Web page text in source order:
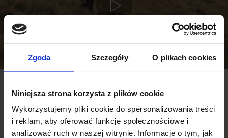
Zgoda Szczegóły O plikach cookies
Niniejsza strona korzysta z plików cookie
Wykorzystujemy pliki cookie do spersonalizowania treści
i reklam, aby oferować funkcje społecznościowe i
analizować ruch w naszej witrynie. Informacje o tym, jak
MÓWIĄ O NAS: